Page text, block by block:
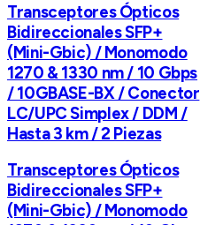
Transceptores Ópticos
Bidireccionales SFP+
(Mini-Gbic) / Monomodo
1270 & 1330 nm / 10 Gbps
/ 10GBASE-BX / Conector
LC/UPC Simplex / DDM /
Hasta 3 km / 2 Piezas
Transceptores Ópticos
Bidireccionales SFP+
(Mini-Gbic) / Monomodo